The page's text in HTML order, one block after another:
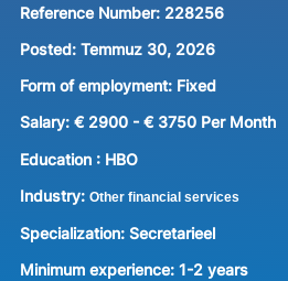
Reference Number: 228256
Posted: Temmuz 30, 2026
Form of employment: Fixed
Salary: € 2900 - € 3750 Per Month
Education : HBO
Industry: Other financial services
Specialization: Secretarieel
Minimum experience: 1-2 years